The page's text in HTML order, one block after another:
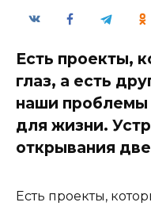
Есть проекты,
глаз, а есть
наши
для жизни.
открывания
Есть проекты,